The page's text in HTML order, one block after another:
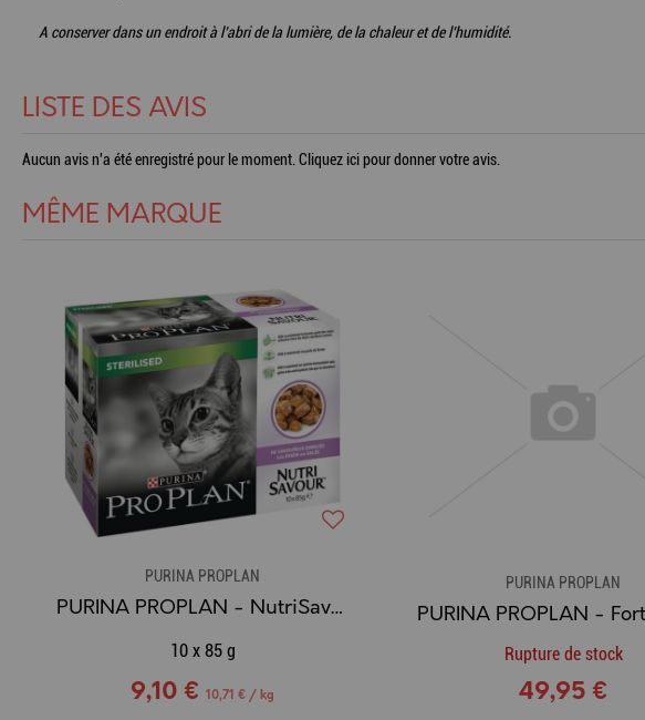
A conserver dans un endroit à l’abri de la lumière, de la chaleur et de l’humidité.
LISTE DES AVIS
Aucun avis n'a été enregistré pour le moment. Cliquez ici pour donner votre avis.
MÊME MARQUE
PURINA PROPLAN
PURINA PROPLAN - NutriSavour Sterilised Dinde - Pâtée en gelée 10x85g
10 x 85 g
9,10 € 10,71 € / kg
PURINA PROPLAN
Rupture de stock
49,95 €